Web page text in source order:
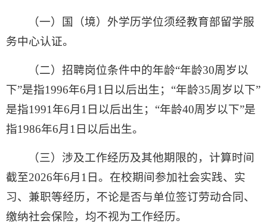
（一）国（境）外学历学位须经教育部留学服
务中心认证。
（二）招聘岗位条件中的年龄“年龄30周岁以
下”是指1996年6月1日以后出生；“年龄35周岁以下”
是指1991年6月1日以后出生；“年龄40周岁以下”是
指1986年6月1日以后出生。
（三）涉及工作经历及其他期限的，计算时间
截至2026年6月1日。在校期间参加社会实践、实
习、兼职等经历，不论是否与单位签订劳动合同、
缴纳社会保险，均不视为工作经历。